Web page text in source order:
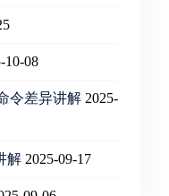
10-08
令差异讲解 2025-
解 2025-09-17